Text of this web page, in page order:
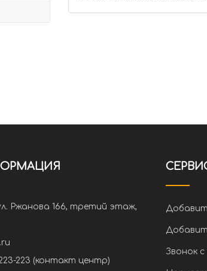
Ржанова 166, третий этаж,
223 (контакт центр)
Звонок